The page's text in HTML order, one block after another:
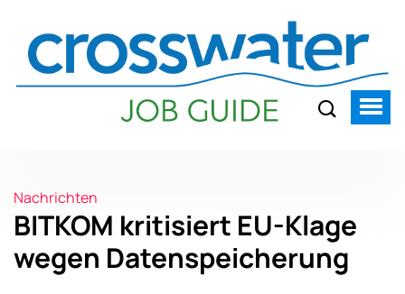
Nachrichten
BITKOM kritisiert EU-Klage
wegen Datenspeicherung